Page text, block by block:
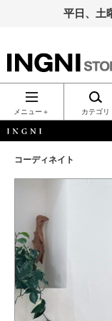
平日、土
INGNI（イ
グ）公式通
販｜INGNI
STORE
メニュー＋ カテゴリ
コーディネイト